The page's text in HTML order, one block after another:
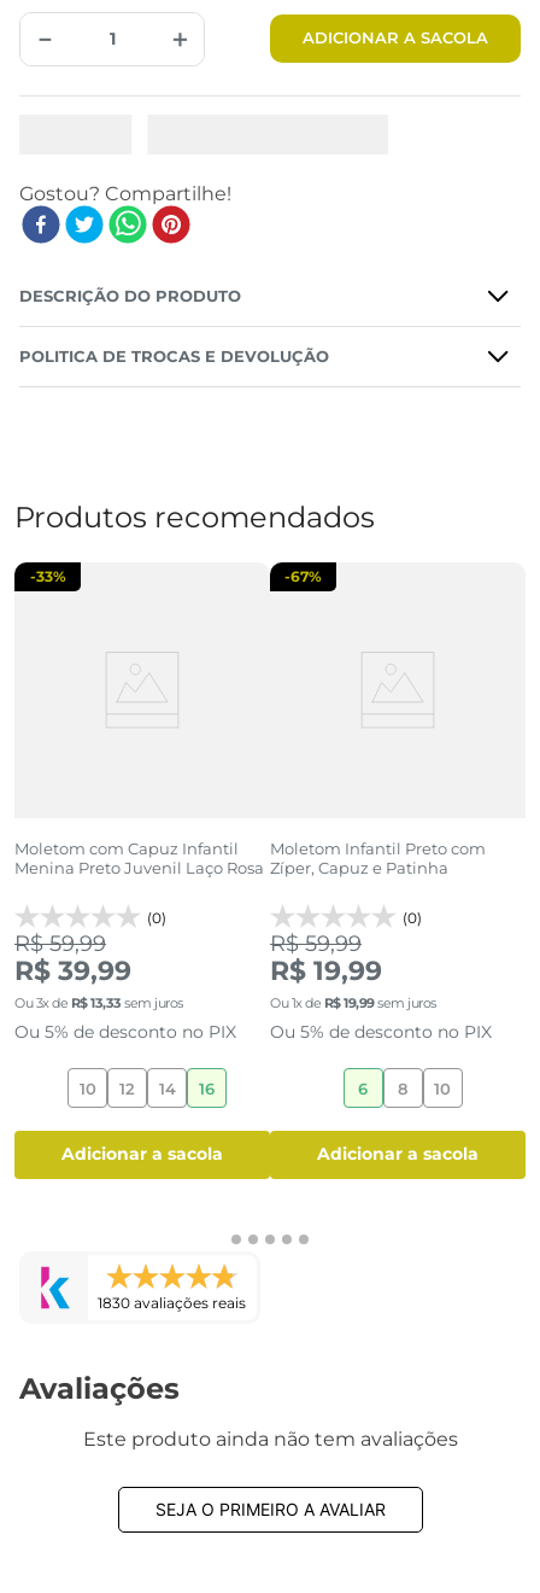
＋
－ ADICIONAR A SACOLA
DESCRIÇÃO DO PRODUTO
POLITICA DE TROCAS E DEVOLUÇÃO
Produtos recomendados
Moletom com Capuz Infantil
Menina Preto Juvenil Laço Rosa
(0)
-33%
R$ 59,99
R$ 39,99
Ou3x de R$13,33 sem juros
Ou 5% de desconto no PIX
10 12 14 16
adicionar a sacola
Moletom Infantil Preto com
Zíper, Capuz e Patinha
(0)
-67%
R$ 59,99
R$ 19,99
Ou1x de R$19,99sem juros
Ou 5% de desconto no PIX
6 8 10
adicionar a sacola
1830 avaliações reais
Avaliações
Este produto ainda não tem avaliações
SEJA O PRIMEIRO A AVALIAR